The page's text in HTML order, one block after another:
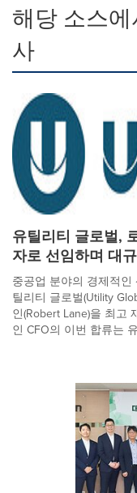
해당 소스
사
유틸리티 글로벌,
자로 선임하며 대
중공업 분야의 경제적
틸리티 글로벌(Utility
인(Robert Lane)을 최고
인 CFO의 이번 합류는